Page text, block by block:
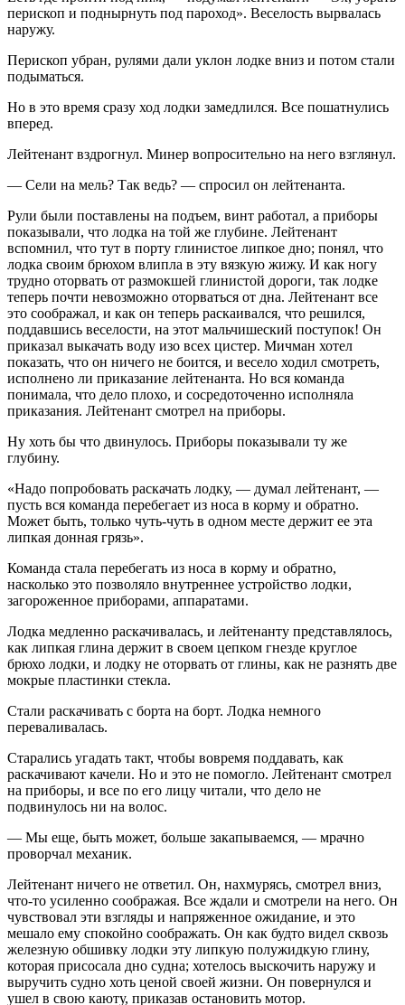
перископ и поднырнуть под пароход». Веселость вырвалась
наружу.
Перископ убран, рулями дали уклон лодке вниз и потом стали
подыматься.
Но в это время сразу ход лодки замедлился. Все пошатнулись
вперед.
Лейтенант вздрогнул. Минер вопросительно на него взглянул.
— Сели на мель? Так ведь? — спросил он лейтенанта.
Рули были поставлены на подъем, винт работал, а приборы
показывали, что лодка на той же глубине. Лейтенант
вспомнил, что тут в порту глинистое липкое дно; понял, что
лодка своим брюхом влипла в эту вязкую жижу. И как ногу
трудно оторвать от размокшей глинистой дороги, так лодке
теперь почти невозможно оторваться от дна. Лейтенант все
это соображал, и как он теперь раскаивался, что решился,
поддавшись веселости, на этот мальчишеский поступок! Он
приказал выкачать воду изо всех цистер. Мичман хотел
показать, что он ничего не боится, и весело ходил смотреть,
исполнено ли приказание лейтенанта. Но вся команда
понимала, что дело плохо, и сосредоточенно исполняла
приказания. Лейтенант смотрел на приборы.
Ну хоть бы что двинулось. Приборы показывали ту же
глубину.
«Надо попробовать раскачать лодку, — думал лейтенант, —
пусть вся команда перебегает из носа в корму и обратно.
Может быть, только чуть-чуть в одном месте держит ее эта
липкая донная грязь».
Команда стала перебегать из носа в корму и обратно,
насколько это позволяло внутреннее устройство лодки,
загороженное приборами, аппаратами.
Лодка медленно раскачивалась, и лейтенанту представлялось,
как липкая глина держит в своем цепком гнезде круглое
брюхо лодки, и лодку не оторвать от глины, как не разнять две
мокрые пластинки стекла.
Стали раскачивать с борта на борт. Лодка немного
переваливалась.
Старались угадать такт, чтобы вовремя поддавать, как
раскачивают качели. Но и это не помогло. Лейтенант смотрел
на приборы, и все по его лицу читали, что дело не
подвинулось ни на волос.
— Мы еще, быть может, больше закапываемся, — мрачно
проворчал механик.
Лейтенант ничего не ответил. Он, нахмурясь, смотрел вниз,
что-то усиленно соображая. Все ждали и смотрели на него. Он
чувствовал эти взгляды и напряженное ожидание, и это
мешало ему спокойно соображать. Он как будто видел сквозь
железную обшивку лодки эту липкую полужидкую глину,
которая присосала дно судна; хотелось выскочить наружу и
выручить судно хоть ценой своей жизни. Он повернулся и
ушел в свою каюту, приказав остановить мотор.